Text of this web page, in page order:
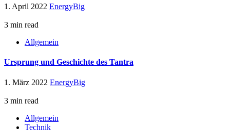
1. April 2022 EnergyBig
3 min read
Allgemein
Ursprung und Geschichte des Tantra
1. März 2022 EnergyBig
3 min read
Allgemein
Technik